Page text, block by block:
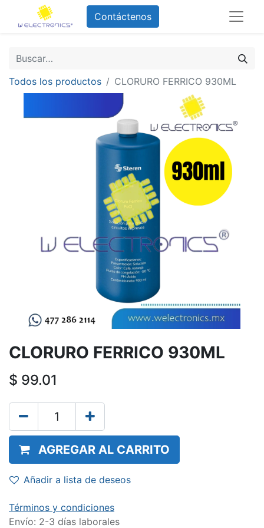
Contáctenos
Todos los productos CLORURO FERRICO 930ML
CLORURO FERRICO 930ML
$ 99.01
AGREGAR AL CARRITO
Añadir a lista de deseos
Términos y condiciones
Envío: 2-3 días laborales